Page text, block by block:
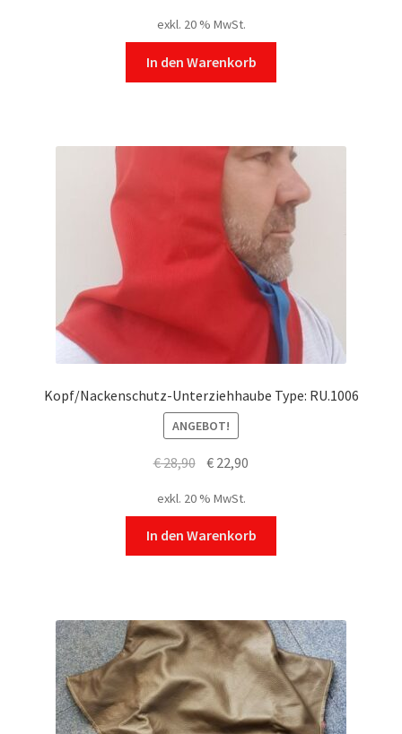
exkl. 20 % MwSt.
In den Warenkorb
Kopf/Nackenschutz-Unterziehhaube Type: RU.1006
ANGEBOT!
€28,90 Ursprünglicher
war:
€ 28,90
€ 22,90
€ 22,90.
exkl. 20 % MwSt.
In den Warenkorb